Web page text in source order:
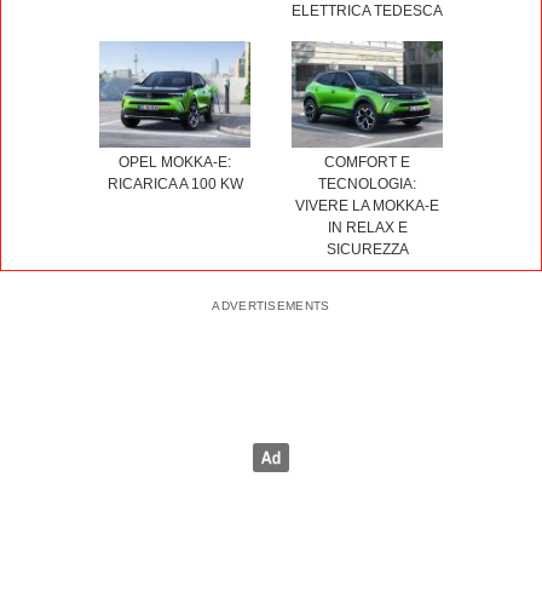
ELETTRICA TEDESCA
OPEL MOKKA-E:
RICARICA A 100 KW
COMFORT E
TECNOLOGIA:
VIVERE LA MOKKA-E
IN RELAX E
SICUREZZA